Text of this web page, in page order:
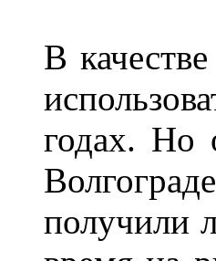
В
годах. Но
получили